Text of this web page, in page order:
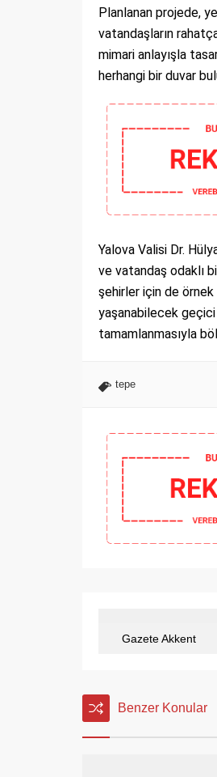
Planlanan projede,
vatandaşların
mimari anlayışla
herhangi bir duvar
Yalova Valisi Dr.
ve vatandaş odaklı
şehirler için de örnek
yaşanabilecek geçici
tamamlanmasıyla
tepe
Gazete Akkent
Benzer Konular